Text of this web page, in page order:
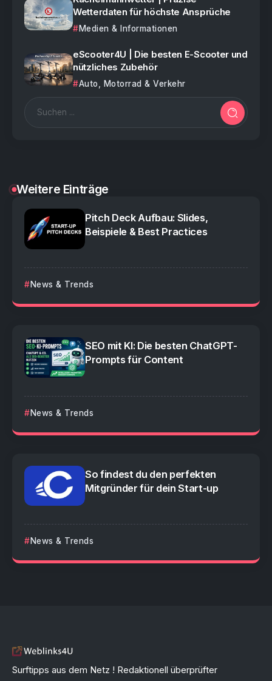
Wetterdaten für höchste Ansprüche
Medien & Informationen
eScooter4U | Die besten E-Scooter und
nützliches Zubehör
Auto, Motorrad & Verkehr
Weitere Einträge
Pitch Deck Aufbau: Slides,
Beispiele & Best Practices
News & Trends
SEO mit KI: Die besten ChatGPT-
Prompts für Content
News & Trends
So findest du den perfekten
Mitgründer für dein Start-up
News & Trends
Surftipps aus dem Netz ! Redaktionell überprüfter